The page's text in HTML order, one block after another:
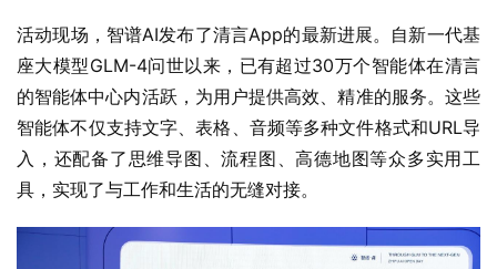
活动现场，智谱AI发布了清言App的最新进展。自新一代基
座大模型GLM-4问世以来，已有超过30万个智能体在清言
的智能体中心内活跃，为用户提供高效、精准的服务。这些
智能体不仅支持文字、表格、音频等多种文件格式和URL导
入，还配备了思维导图、流程图、高德地图等众多实用工
具，实现了与工作和生活的无缝对接。